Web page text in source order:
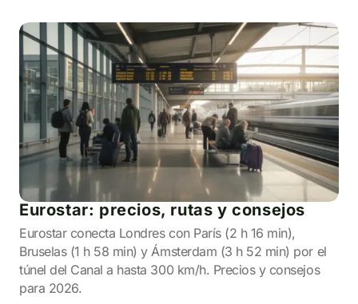
Eurostar: precios, rutas y consejos
Eurostar conecta Londres con París (2 h 16 min),
Bruselas (1 h 58 min) y Ámsterdam (3 h 52 min) por el
túnel del Canal a hasta 300 km/h. Precios y consejos
para 2026.